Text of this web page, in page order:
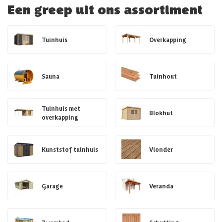
Een greep uit ons assortiment
Tuinhuis Overkapping
Sauna Tuinhout
Tuinhuis met
overkapping
Blokhut
Kunststof tuinhuis Vlonder
Garage Veranda